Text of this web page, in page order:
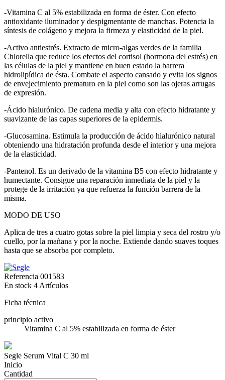
-Vitamina C al 5% estabilizada en forma de éster. Con efecto
antioxidante iluminador y despigmentante de manchas. Potencia la
síntesis de colágeno y mejora la firmeza y elasticidad de la piel.
-Activo antiestrés. Extracto de micro-algas verdes de la familia
Chlorella que reduce los efectos del cortisol (hormona del estrés) en
las células de la piel y mantiene en buen estado la barrera
hidrolipídica de ésta. Combate el aspecto cansado y evita los signos
de envejecimiento prematuro en la piel como son las ojeras arrugas
de expresión.
-Ácido hialurónico. De cadena media y alta con efecto hidratante y
suavizante de las capas superiores de la epidermis.
-Glucosamina. Estimula la producción de ácido hialurónico natural
obteniendo una hidratación profunda desde el interior y una mejora
de la elasticidad.
-Pantenol. Es un derivado de la vitamina B5 con efecto hidratante y
humectante. Consigue una reparación inmediata de la piel y la
protege de la irritación ya que refuerza la función barrera de la
misma.
MODO DE USO
Aplica de tres a cuatro gotas sobre la piel limpia y seca del rostro y/o
cuello, por la mañana y por la noche. Extiende dando suaves toques
hasta que se absorba por completo.
Referencia 001583
En stock 4 Artículos
Ficha técnica
principio activo
Vitamina C al 5% estabilizada en forma de éster
Segle Serum Vital C 30 ml
Inicio
Cantidad